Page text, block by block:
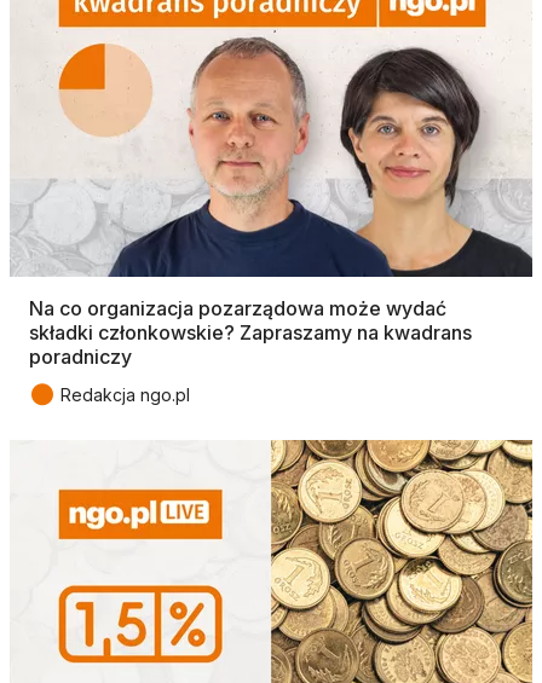
Na co organizacja pozarządowa może wydać
składki członkowskie? Zapraszamy na kwadrans
poradniczy
● Redakcja ngo.pl